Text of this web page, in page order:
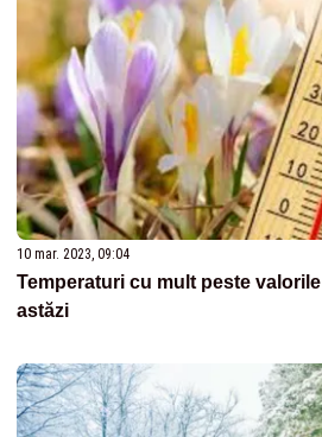
10 mar. 2023, 09:04
Temperaturi cu mult peste
astăzi